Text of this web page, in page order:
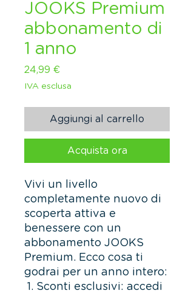
JOOKS Premium
abbonamento di
1 anno
24,99 €Prezzo
IVA esclusa
Aggiungi al carrello
Acquista ora
Vivi un livello
completamente nuovo di
scoperta attiva e
benessere con un
abbonamento JOOKS
Premium. Ecco cosa ti
godrai per un anno intero:
Sconti esclusivi: accedi